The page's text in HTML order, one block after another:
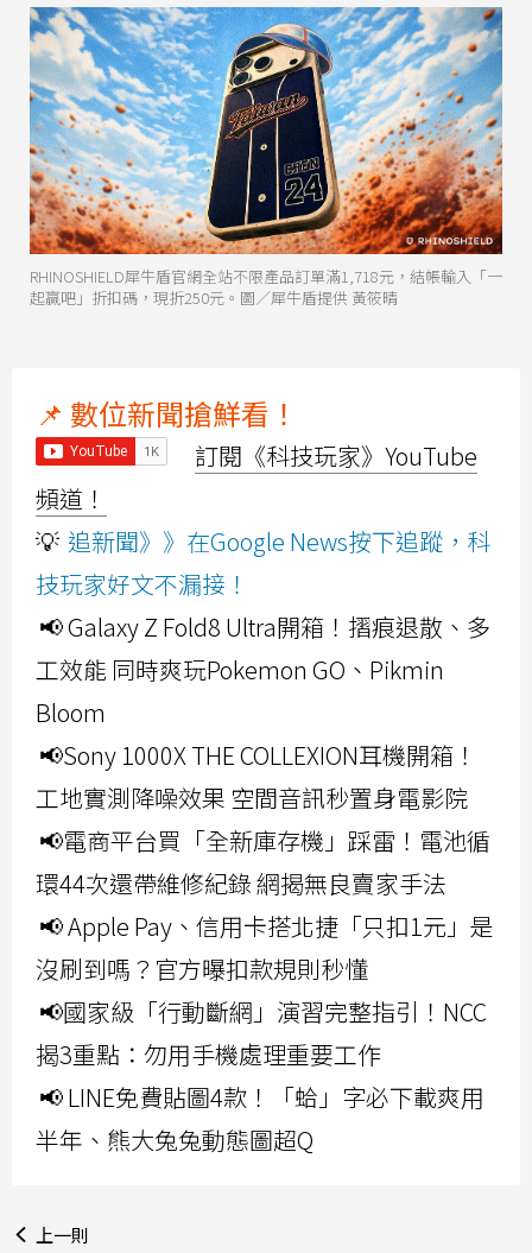
RHINOSHIELD犀牛盾官網全站不限產品訂單滿1,718元，結帳輸入「一
起贏吧」折扣碼，現折250元。圖／犀牛盾提供 黃筱晴
📌 數位新聞搶鮮看！
訂閱《科技玩家》YouTube
頻道！
💡 追新聞》》在Google News按下追蹤，科
技玩家好文不漏接！
📢 Galaxy Z Fold8 Ultra開箱！摺痕退散、多
工效能 同時爽玩Pokemon GO、Pikmin
Bloom
📢Sony 1000X THE COLLEXION耳機開箱！
工地實測降噪效果 空間音訊秒置身電影院
📢電商平台買「全新庫存機」踩雷！電池循
環44次還帶維修紀錄 網揭無良賣家手法
📢 Apple Pay、信用卡搭北捷「只扣1元」是
沒刷到嗎？官方曝扣款規則秒懂
📢國家級「行動斷網」演習完整指引！NCC
揭3重點：勿用手機處理重要工作
📢 LINE免費貼圖4款！「蛤」字必下載爽用
半年、熊大兔兔動態圖超Q
上一則